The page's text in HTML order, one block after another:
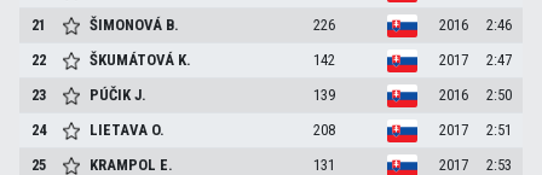
21
ŠIMONOVÁ B. 226 2016
2:46
22
ŠKUMÁTOVÁ K. 142 2017
2:47
23
PÚČIKJ. 139 2016
2:50
24
LIETAVA O. 208 2017
2:51
25
KRAMPOL E. 131 2017
2:53